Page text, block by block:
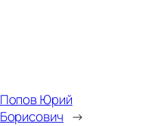
Попов Юрий
Борисович →